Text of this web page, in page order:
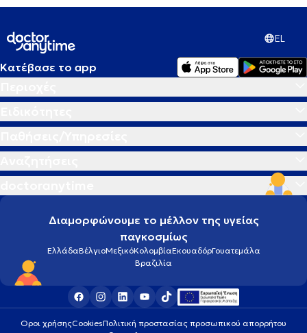
EL
Κατέβασε το app
Διαμορφώνουμε το μέλλον της υγείας
παγκοσμίως
ΕλλάδαΒέλγιοΜεξικόΚολομβίαΕκουαδόρΓουατεμάλα
Βραζιλία
Οροι χρήσηςCookiesΠολιτική προστασίας προσωπικού απορρήτου